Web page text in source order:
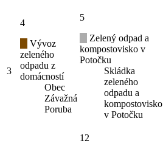
3
4
Vývoz
zeleného
odpadu z
domácností
Obec
Závažná
Poruba
5
Zelený odpad a
kompostovisko v
Potočku
Skládka
zeleného
odpadu a
kompostovisko
v Potočku
12